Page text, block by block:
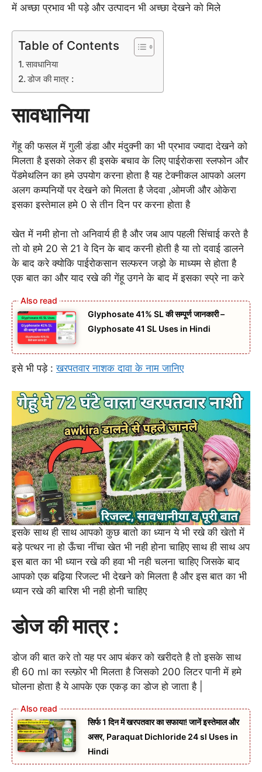
में अच्छा प्रभाव भी पड़े और उत्पादन भी अच्छा देखने को मिले
Table of Contents
सावधानिया
डोज की मात्र :
सावधानिया
गेंहू की फसल में गुली डंडा और मंदुक्नी का भी प्रभाव ज्यादा देखने को
मिलता है इसको लेकर ही इसके बचाव के लिए पाईरोकसा स्लफोन और
पेंडमेथलिन का हमे उपयोग करना होता है यह टेक्नीकल आपको अलग
अलग कम्पनियों पर देखने को मिलता है जेदवा ,ओमजी और ओकेरा
इसका इस्तेमाल हमे 0 से तीन दिन पर करना होता है
खेत में नमी होना तो अनिवार्य ही है और जब आप पहली सिंचाई करते है
तो वो हमे 20 से 21 वे दिन के बाद करनी होती है या तो दवाई डालने
के बाद करे क्योकि पाईरोकसान सल्फरन जड़ो के माध्यम से होता है
एक बात का और याद रखे की गेंहू उगने के बाद में इसका स्प्रे ना करे
Glyphosate 41% SL की सम्पूर्ण जानकारी –
Glyphosate 41 SL Uses in Hindi
इसे भी पड़े :खरपतवार नाशक दावा के नाम जानिए
इसके साथ ही साथ आपको कुछ बातो का ध्यान ये भी रखे की खेतो में
बड़े पत्थर ना हो ऊँचा नींचा खेत भी नही होना चाहिए साथ ही साथ अप
इस बात का भी ध्यान रखे की हवा भी नही चलना चाहिए जिसके बाद
आपको एक बढ़िया रिजल्ट भी देखने को मिलता है और इस बात का भी
ध्यान रखे की बारिश भी नही होनी चाहिए
डोज की मात्र :
डोज की बात करे तो यह पर आप बंकर को खरीदते है तो इसके साथ
ही 60 ml का स्ल्फ़ोर भी मिलता है जिसको 200 लिटर पानी में हमे
घोलना होता है ये आपके एक एकड़ का डोज हो जाता है |
सिर्फ 1 दिन में खरपतवार का सफाया! जानें इस्तेमाल और
असर, Paraquat Dichloride 24 sl Uses in
Hindi